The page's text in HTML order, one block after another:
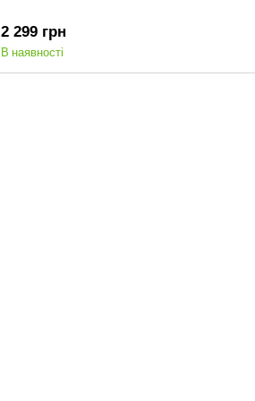
2 299 грн
В наявності